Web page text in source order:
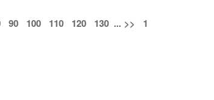
90 100 110 120 130 ... >>
1